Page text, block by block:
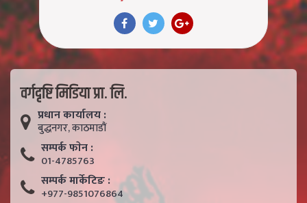
वर्गदृष्टि मिडिया प्रा. लि.
प्रधान कार्यालय :
बुद्धनगर, काठमाडाैं
सम्पर्क फाेन :
01-4785763
सम्पर्क मार्केटिङ :
+977-9851076864